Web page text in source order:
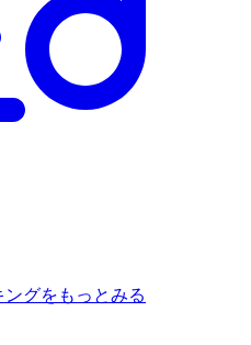
グをもっとみる